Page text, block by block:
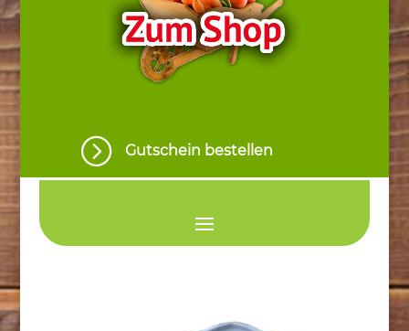
= Gutschein bestellen